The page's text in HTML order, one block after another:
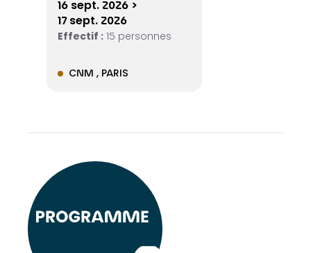
16 sept. 2026 >
17 sept. 2026
Effectif : 15 personnes
CNM , PARIS